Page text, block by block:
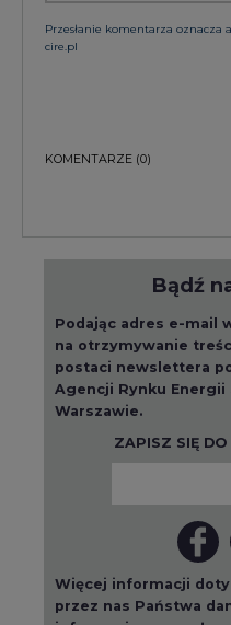
Przesłanie komentarza oznacza
cire.pl
KOMENTARZE (0)
Bądź
Podając adres e-mail
na otrzymywanie
postaci newslettera
Agencji Rynku Energii
Warszawie.
ZAPISZ SIĘ DO
Więcej informacji
przez nas Państwa